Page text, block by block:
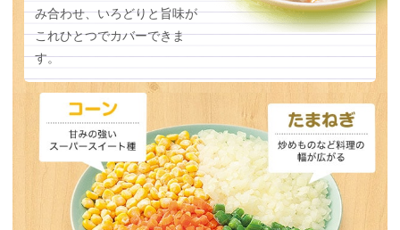
み合わせ、いろどりと旨味が
これひとつでカバーできま
す。